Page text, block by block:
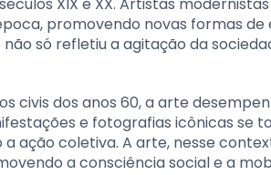
XIX e XX. Artistas
promovendo novas formas
só refletiu a agitação da
civis dos anos 60, a arte
e fotografias icônicas se
a ação coletiva. A arte, nesse
a consciência social e a